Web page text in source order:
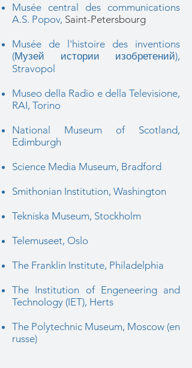
Musée central des communications
A.S. Popov, Saint-Petersbourg
Musée de l'histoire des inventions
(Музей истории изобретений),
Stravopol
Museo della Radio e della Televisione,
RAI, Torino
National Museum of Scotland,
Edimburgh
Science Media Museum, Bradford
Smithonian Institution, Washington
Tekniska Museum, Stockholm
Telemuseet, Oslo
The Franklin Institute, Philadelphia
The Institution of Engeneering and
Technology (IET), Herts
The Polytechnic Museum, Moscow (en
russe)